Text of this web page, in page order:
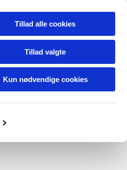
Tillad alle cookies
Tillad valgte
Kun nødvendige cookies
Kontakt